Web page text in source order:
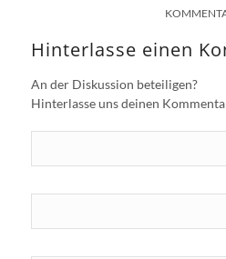
Hinterlasse einen
An der Diskussion beteiligen?
Hinterlasse uns deinen